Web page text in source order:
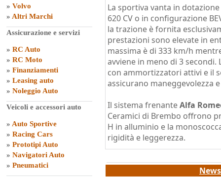
» Volvo
» Altri Marchi
Assicurazione e servizi
» RC Auto
» RC Moto
» Finanziamenti
» Leasing auto
» Noleggio Auto
Veicoli e accessori auto
» Auto Sportive
» Racing Cars
» Prototipi Auto
» Navigatori Auto
» Pneumatici
La sportiva vanta in
620 CV o in configurazione
la trazione è fornita
prestazioni sono elevate in
massima è di 333 km/h
avviene in meno di 3
con ammortizzatori attivi e il
assicurano maneggevolezza
Il sistema frenanteAlfa
Ceramici di Brembo offrono
H in alluminio e la
rigidità e leggerezza.